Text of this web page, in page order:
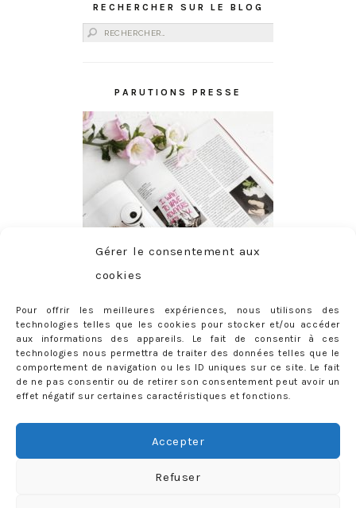
Gérer le consentement aux
cookies
Pour offrir les meilleures expériences, nous utilisons des
technologies telles que les cookies pour stocker et/ou accéder
aux informations des appareils. Le fait de consentir à ces
technologies nous permettra de traiter des données telles que le
comportement de navigation ou les ID uniques sur ce site. Le fait
de ne pas consentir ou de retirer son consentement peut avoir un
effet négatif sur certaines caractéristiques et fonctions.
Accepter
Refuser
RECHERCHER SUR LE BLOG
Rechercher :
PARUTIONS PRESSE
ABONNEMENT
Adresse
Rejoignez les 398 autres abonnés